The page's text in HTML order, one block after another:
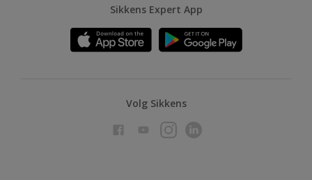
Sikkens Expert App
Volg Sikkens